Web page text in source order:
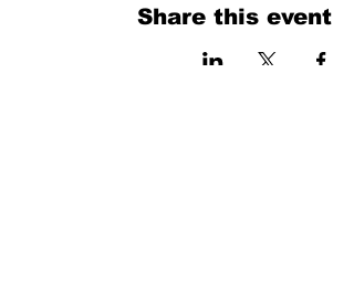
Share this event